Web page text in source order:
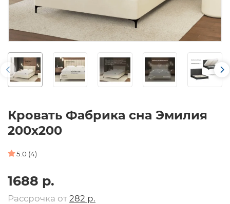
Кровать Фабрика сна Эмилия
200х200
5.0 (4)
1688 р.
Рассрочка от 282 р.